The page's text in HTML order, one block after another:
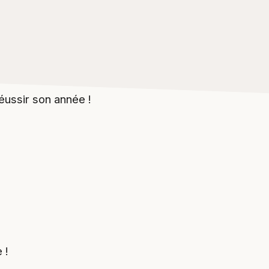
son année !
!